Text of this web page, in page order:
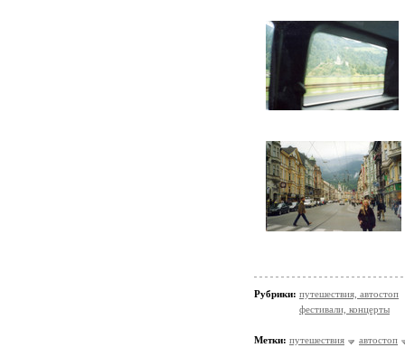
Рубрики: путешествия, автостоп
фестивали, концерты
Метки: путешествия автостоп